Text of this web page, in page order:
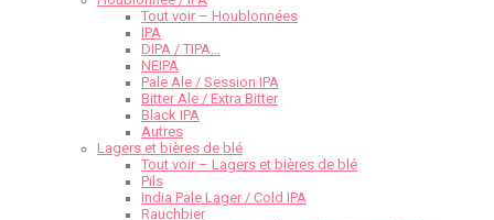
Tout voir – Houblonnées
IPA
DIPA / TIPA…
NEIPA
Pale Ale / Session IPA
Bitter Ale / Extra Bitter
Black IPA
Autres
Lagers et bières de blé
Tout voir – Lagers et bières de blé
Pils
India Pale Lager / Cold IPA
Rauchbier